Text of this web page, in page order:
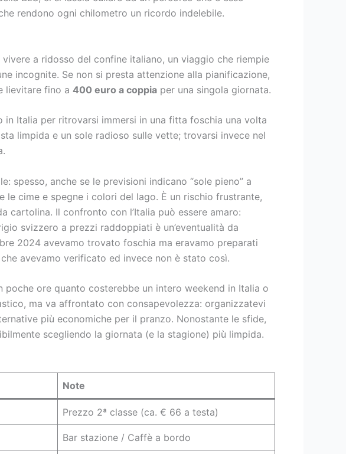
rendono ogni chilometro un ricordo indelebile.
a ridosso del confine italiano, un viaggio che riempie
incognite. Se non si presta attenzione alla pianificazione,
lievitare fino a 400 euro a coppia per una singola giornata.
in Italia per ritrovarsi immersi in una fitta foschia una volta
limpida e un sole radioso sulle vette; trovarsi invece nel
spesso, anche se le previsioni indicano “sole pieno” a
cime e spegne i colori del lago. È un rischio frustrante,
Il confronto con l’Italia può essere amaro:
svizzero a prezzi raddoppiati è un’eventualità da
2024 avevamo trovato foschia ma eravamo preparati
avevamo verificato ed invece non è stato così.
ore quanto costerebbe un intero weekend in Italia o
ma va affrontato con consapevolezza: organizzatevi
più economiche per il pranzo. Nonostante le sfide,
scegliendo la giornata (e la stagione) più limpida.
Note
Prezzo 2ª classe (ca. € 66 a testa)
Bar stazione / Caffè a bordo